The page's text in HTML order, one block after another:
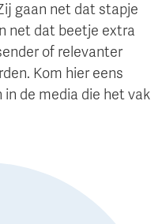
gaan net dat stapje
net dat beetje extra
of relevanter
Kom hier eens
de media die het vak